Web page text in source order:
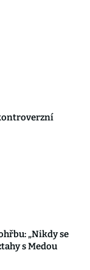
„Nikdy se
s Medou